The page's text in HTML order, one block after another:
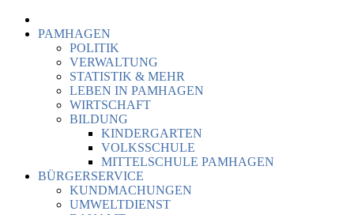
PAMHAGEN
POLITIK
VERWALTUNG
STATISTIK & MEHR
LEBEN IN PAMHAGEN
WIRTSCHAFT
BILDUNG
KINDERGARTEN
VOLKSSCHULE
MITTELSCHULE PAMHAGEN
BÜRGERSERVICE
KUNDMACHUNGEN
UMWELTDIENST